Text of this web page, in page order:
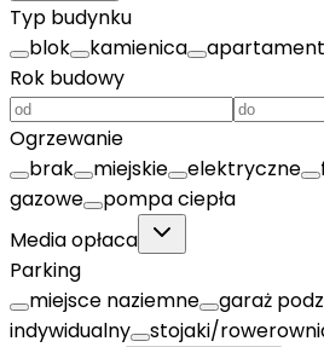
Typ budynku
blok
kamienica
Rok budowy
Ogrzewanie
brak
miejskie elektryczne
gazowe
pompa ciepła
Media opłaca
Parking
miejsce naziemne
garaż
indywidualny
stojaki/